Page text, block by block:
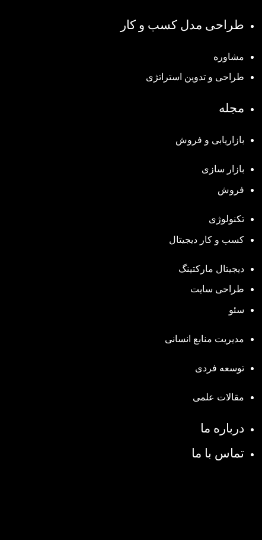
طراحی مدل کسب و کار
مشاوره
طراحی و تدوین استراتژی
مجله
بازاریابی و فروش
بازار سازی
فروش
تکنولوژی
کسب و کار دیجیتال
دیجیتال مارکتینگ
طراحی سایت
سئو
مدیریت منابع انسانی
توسعه فردی
مقالات علمی
درباره ما
تماس با ما